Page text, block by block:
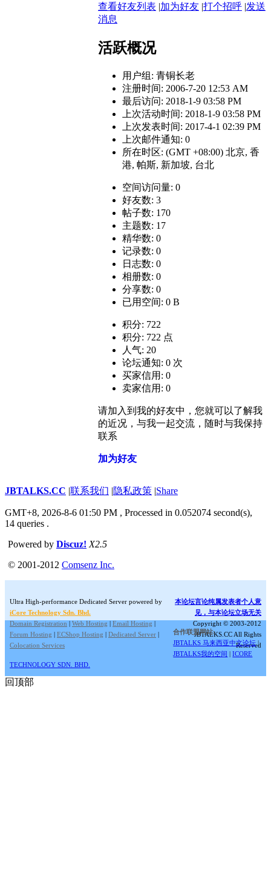
查看好友列表 |加为好友 |打个招呼 |发送
消息
活跃概况
用户组: 青铜长老
注册时间: 2006-7-20 12:53 AM
最后访问: 2018-1-9 03:58 PM
上次活动时间: 2018-1-9 03:58 PM
上次发表时间: 2017-4-1 02:39 PM
上次邮件通知: 0
所在时区: (GMT +08:00) 北京, 香
港, 帕斯, 新加坡, 台北
空间访问量: 0
好友数: 3
帖子数: 170
主题数: 17
精华数: 0
记录数: 0
日志数: 0
相册数: 0
分享数: 0
已用空间: 0 B
积分: 722
积分: 722 点
人气: 20
论坛通知: 0 次
买家信用: 0
卖家信用: 0
请加入到我的好友中，您就可以了解我
的近况，与我一起交流，随时与我保持
联系
加为好友
JBTALKS.CC |联系我们 |隐私政策 |Share
GMT+8, 2026-8-6 01:50 PM , Processed in 0.052074 second(s),
14 queries .
Powered by Discuz! X2.5
© 2001-2012 Comsenz Inc.
Ultra High-performance Dedicated Server powered by
iCore Technology Sdn. Bhd.
Domain Registration | Web Hosting | Email Hosting |
Forum Hosting | ECShop Hosting | Dedicated Server |
Colocation Services
本论坛言论纯属发表者个人意
见，与本论坛立场无关
Copyright © 2003-2012
JBTALKS.CC All Rights
Reserved
合作联盟网站:
JBTALKS 马来西亚中文论坛 |
JBTALKS我的空间 |ICORE
TECHNOLOGY SDN. BHD.
回顶部